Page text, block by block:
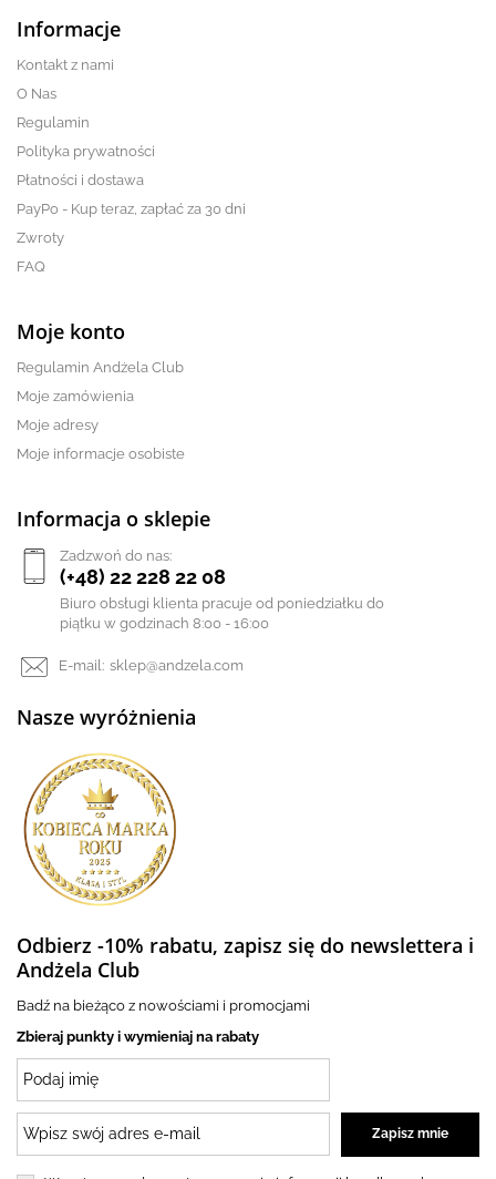
Informacje
Kontakt z nami
O Nas
Regulamin
Polityka prywatności
Płatności i dostawa
PayPo - Kup teraz, zapłać za 30 dni
Zwroty
FAQ
Moje konto
Regulamin Andżela Club
Moje zamówienia
Moje adresy
Moje informacje osobiste
Informacja o sklepie
Zadzwoń do nas:
(+48) 22 228 22 08
Biuro obsługi klienta pracuje od poniedziałku do
piątku w godzinach 8:00 - 16:00
E-mail: sklep@andzela.com
Nasze wyróżnienia
Odbierz -10% rabatu, zapisz się do newslettera i
Andżela Club
Badź na bieżąco z nowościami i promocjami
Zbieraj punkty i wymieniaj na rabaty